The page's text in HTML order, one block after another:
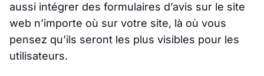
aussi intégrer des formulaires d’avis sur le site
web n’importe où sur votre site, là où vous
pensez qu’ils seront les plus visibles pour les
utilisateurs.